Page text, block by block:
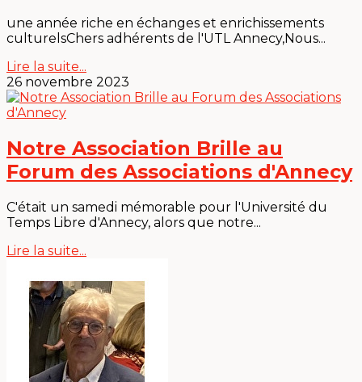
une année riche en échanges et enrichissements
culturelsChers adhérents de l'UTL Annecy,Nous...
Lire la suite...
26 novembre 2023
Notre Association Brille au
Forum des Associations d'Annecy
C'était un samedi mémorable pour l'Université du
Temps Libre d'Annecy, alors que notre...
Lire la suite...